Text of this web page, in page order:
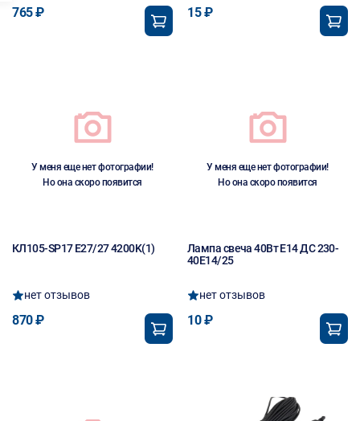
765 ₽ 15 ₽
У меня еще нет фотографии!
Но она скоро появится
КЛ105-SP17 E27/27 4200K(1)
нет отзывов
870 ₽
У меня еще нет фотографии!
Но она скоро появится
Лампа свеча 40Вт Е14 ДС 230-
40Е14/25
нет отзывов
10 ₽